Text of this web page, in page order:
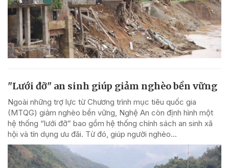
"Lưới đỡ" an sinh giúp giảm nghèo bền vững
Ngoài những trợ lực từ Chương trình mục tiêu quốc gia
(MTQG) giảm nghèo bền vững, Nghệ An còn định hình một
hệ thống “lưới đỡ” bao gồm hệ thống chính sách an sinh xã
hội và tín dụng ưu đãi. Từ đó, giúp người nghèo...